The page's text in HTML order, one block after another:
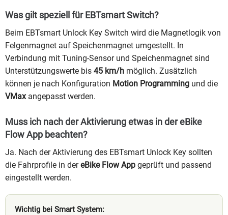
Was gilt speziell für EBTsmart Switch?
Beim EBTsmart Unlock Key Switch wird die Magnetlogik von
Felgenmagnet auf Speichenmagnet umgestellt. In
Verbindung mit Tuning-Sensor und Speichenmagnet sind
Unterstützungswerte bis 45 km/h möglich. Zusätzlich
können je nach Konfiguration Motion Programming und die
VMaxangepasst werden.
Muss ich nach der Aktivierung etwas in der eBike
Flow App beachten?
Ja. Nach der Aktivierung des EBTsmart Unlock Key sollten
die Fahrprofile in dereBike Flow App geprüft und passend
eingestellt werden.
Wichtig bei Smart System: